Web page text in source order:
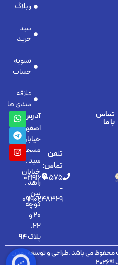
وبلاگ
سبد
خرید
تسویه
حساب
علاقه
مندی ها
تماس
با ما
تلفن
تماس:
02191690575
09190248329
آدرس:
اصفهان
خیابان
مسجد
سید .
خیابان
زاهد .
بین
کوچه
20 و
22.
پلاک 94
می باشد .طراحی و توسعه تمدن